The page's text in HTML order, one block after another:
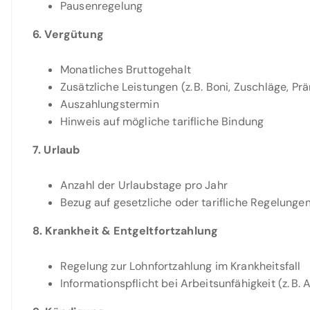
Pausenregelung
6. Vergütung
Monatliches Bruttogehalt
Zusätzliche Leistungen (z. B. Boni, Zuschläge,
Auszahlungstermin
Hinweis auf mögliche tarifliche Bindung
7. Urlaub
Anzahl der Urlaubstage pro Jahr
Bezug auf gesetzliche oder tarifliche
8. Krankheit & Entgeltfortzahlung
Regelung zur Lohnfortzahlung im Krankheitsfall
Informationspflicht bei Arbeitsunfähigkeit (z. B.